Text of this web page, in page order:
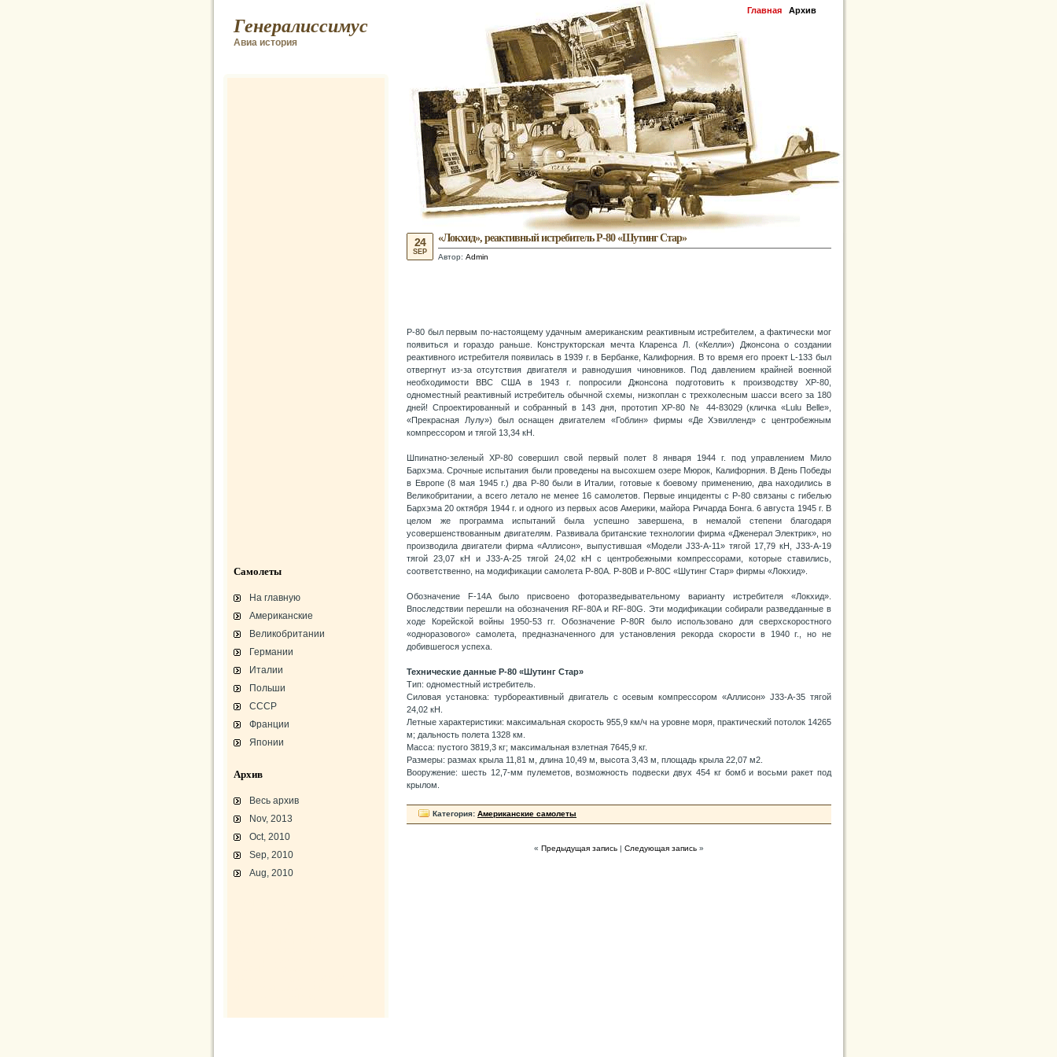
Генералиссимус
Авиа история
Главная Архив
«Локхид», реактивный истребитель Р-80 «Шутинг Стар»
Автор: Admin
24
SEP
Р-80 был первым по-настоящему удачным американским реактивным истребителем, а фактически мог
появиться и гораздо раньше. Конструкторская мечта Кларенса Л. («Келли») Джонсона о создании
реактивного истребителя появилась в 1939 г. в Бербанке, Калифорния. В то время его проект L-133 был
отвергнут из-за отсутствия двигателя и равнодушия чиновников. Под давлением крайней военной
необходимости ВВС США в 1943 г. попросили Джонсона подготовить к производству ХР-80,
одноместный реактивный истребитель обычной схемы, низкоплан с трехколесным шасси всего за 180
дней! Спроектированный и собранный в 143 дня, прототип ХР-80 № 44-83029 (кличка «Lulu Belle»,
«Прекрасная Лулу») был оснащен двигателем «Гоблин» фирмы «Де Хэвилленд» с центробежным
компрессором и тягой 13,34 кН.
Шпинатно-зеленый ХР-80 совершил свой первый полет 8 января 1944 г. под управлением Мило
Бархэма. Срочные испытания были проведены на высохшем озере Мюрок, Калифорния. В День Победы
в Европе (8 мая 1945 г.) два Р-80 были в Италии, готовые к боевому применению, два находились в
Великобритании, а всего летало не менее 16 самолетов. Первые инциденты с Р-80 связаны с гибелью
Бархэма 20 октября 1944 г. и одного из первых асов Америки, майора Ричарда Бонга. 6 августа 1945 г. В
целом же программа испытаний была успешно завершена, в немалой степени благодаря
усовершенствованным двигателям. Развивала британские технологии фирма «Дженерал Электрик», но
производила двигатели фирма «Аллисон», выпустившая «Модели J33-A-11» тягой 17,79 кН, J33-A-19
тягой 23,07 кН и J33-A-25 тягой 24,02 кН с центробежными компрессорами, которые ставились,
соответственно, на модификации самолета Р-80А. Р-80В и Р-80С «Шутинг Стар» фирмы «Локхид».
Обозначение F-14A было присвоено фоторазведывательному варианту истребителя «Локхид».
Впоследствии перешли на обозначения RF-80A и RF-80G. Эти модификации собирали разведданные в
ходе Корейской войны 1950-53 гг. Обозначение P-80R было использовано для сверхскоростного
«одноразового» самолета, предназначенного для установления рекорда скорости в 1940 г., но не
добившегося успеха.
Технические данные Р-80 «Шутинг Стар»
Тип: одноместный истребитель.
Силовая установка: турбореактивный двигатель с осевым компрессором «Аллисон» J33-А-35 тягой
24,02 кН.
Летные характеристики: максимальная скорость 955,9 км/ч на уровне моря, практический потолок 14265
м; дальность полета 1328 км.
Масса: пустого 3819,3 кг; максимальная взлетная 7645,9 кг.
Размеры: размах крыла 11,81 м, длина 10,49 м, высота 3,43 м, площадь крыла 22,07 м2.
Вооружение: шесть 12,7-мм пулеметов, возможность подвески двух 454 кг бомб и восьми ракет под
крылом.
Категория: Американские самолеты
« Предыдущая запись | Следующая запись »
Самолеты
На главную
Американские
Великобритании
Германии
Италии
Польши
СССР
Франции
Японии
Архив
Весь архив
Nov, 2013
Oct, 2010
Sep, 2010
Aug, 2010